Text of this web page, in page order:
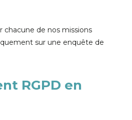
chacune de nos missions
sur une enquête de
RGPD en